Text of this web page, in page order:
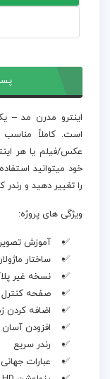
است. کاملاً مناسب
عکس/فیلم یا هر
خود میتوانید
را تغییر دهید و رندر
ویژگی های پروژه:
آموزش
ساختار ماژولار
نسخه غیر
صفحه کنترل
اضافه کردن
افزودن
رندر سریع
عبارات